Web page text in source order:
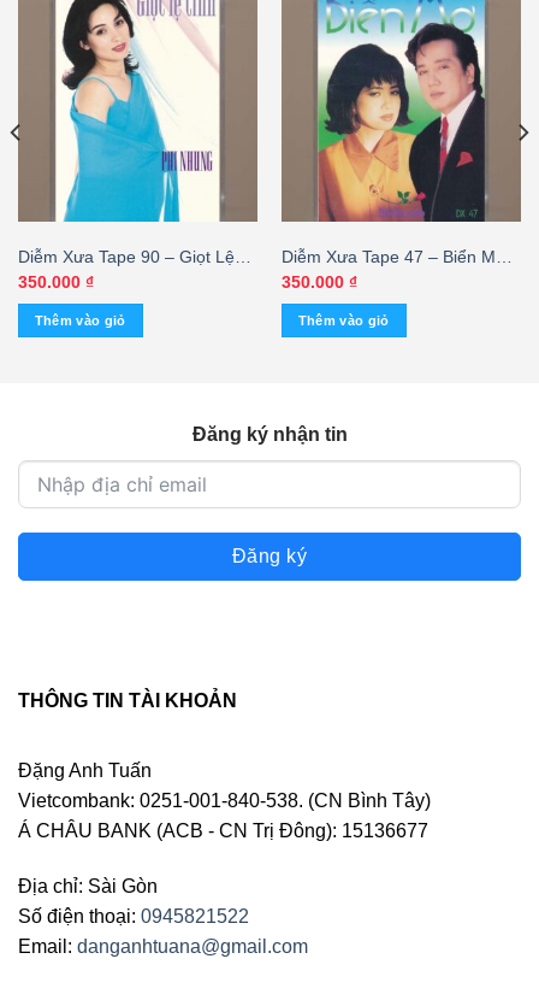
Diễm Xưa Tape 90 – Giọt Lệ
Tình – Phi Nhung (KGCHN)
350.000 ₫
Thêm vào giỏ
Diễm Xưa Tape 47 – Biển Mơ –
Elvis Phương – Ý Lan (KGTUS)
350.000 ₫
Thêm vào giỏ
Đăng ký nhận tin
Đăng ký
THÔNG TIN TÀI KHOẢN
Đặng Anh Tuấn
Vietcombank: 0251-001-840-538. (CN Bình Tây)
Á CHÂU BANK (ACB - CN Trị Đông): 15136677
Địa chỉ: Sài Gòn
Số điện thoại: 0945821522
Email: danganhtuana@gmail.com